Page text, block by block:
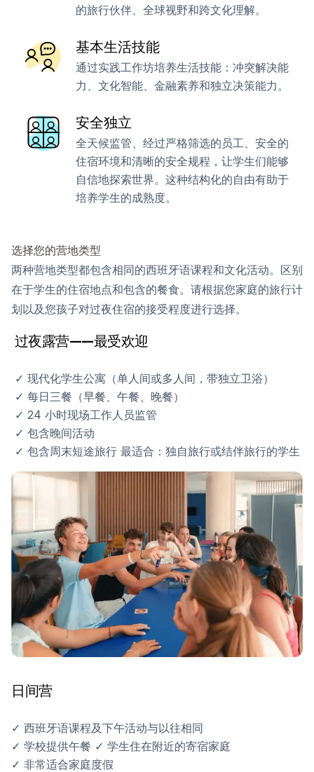
的旅行伙伴、全球视野和跨文化理解。
基本生活技能
通过实践工作坊培养生活技能：冲突解决能
力、文化智能、金融素养和独立决策能力。
安全独立
全天候监管、经过严格筛选的员工、安全的
住宿环境和清晰的安全规程，让学生们能够
自信地探索世界。这种结构化的自由有助于
培养学生的成熟度。
选择您的营地类型
两种营地类型都包含相同的西班牙语课程和文化活动。区别
在于学生的住宿地点和包含的餐食。请根据您家庭的旅行计
划以及您孩子对过夜住宿的接受程度进行选择。
过夜露营——最受欢迎
✓ 现代化学生公寓（单人间或多人间，带独立卫浴）
✓ 每日三餐（早餐、午餐、晚餐）
✓ 24 小时现场工作人员监管
✓ 包含晚间活动
✓ 包含周末短途旅行 最适合：独自旅行或结伴旅行的学生
日间营
✓ 西班牙语课程及下午活动与以往相同
✓ 学校提供午餐 ✓ 学生住在附近的寄宿家庭
✓ 非常适合家庭度假